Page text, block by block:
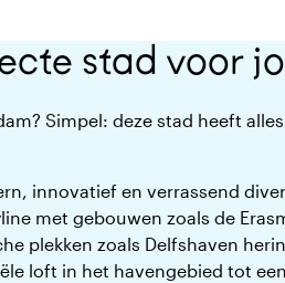
stad voor
Simpel: deze stad heeft
innovatief en verrassend
met gebouwen zoals de
plekken zoals Delfshaven
loft in het havengebied tot